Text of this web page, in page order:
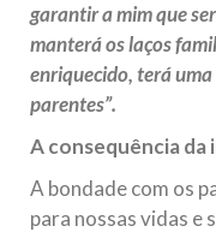
garantir a mim que
manterá os laços
enriquecido, terá
parentes”.
A consequência da
A bondade com os
para nossas vidas e